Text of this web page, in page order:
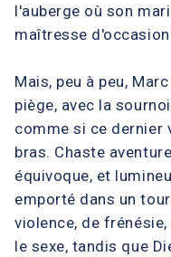
l'auberge où son
maîtresse d'occasion.
Mais, peu à peu,
piège, avec la
comme si ce dernier
bras. Chaste
équivoque, et
emporté dans un
violence, de
le sexe, tandis que